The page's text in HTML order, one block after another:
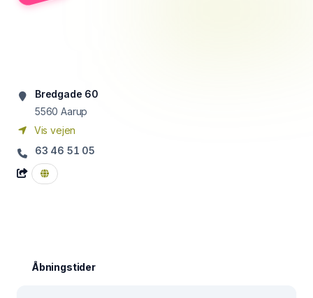
Bredgade 60
5560 Aarup
Vis vejen
63 46 51 05
Åbningstider